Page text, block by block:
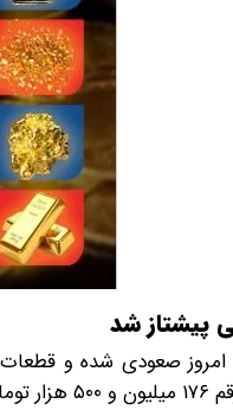
پیشتاز شد
صعودی شده و قطعات
شده است.